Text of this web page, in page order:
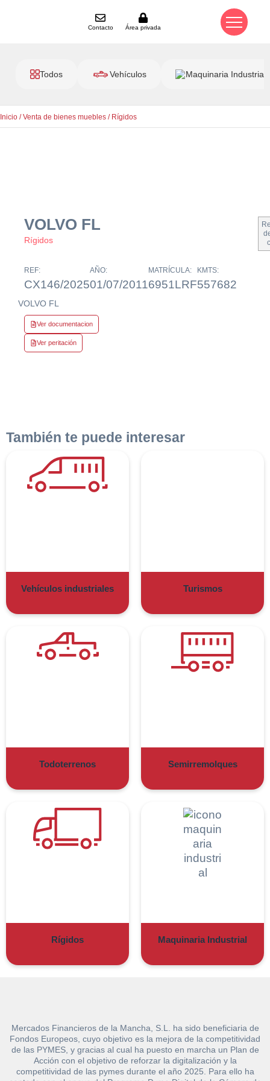
Contacto Área privada
Todos Vehículos Maquinaria Industrial
Inicio /Venta de bienes muebles / Rígidos
VOLVO FL
Rígidos
REF:
CX146/2025
AÑO:
01/07/2011
MATRÍCULA:
6951LRF
KMTS:
557682
VOLVO FL
Ver documentacion
Ver peritación
También te puede interesar
Vehículos industriales Turismos
Todoterrenos Semirremolques
Rígidos Maquinaria Industrial
Mercados Financieros de la Mancha, S.L. ha sido beneficiaria de
Fondos Europeos, cuyo objetivo es la mejora de la competitividad
de las PYMES, y gracias al cual ha puesto en marcha un Plan de
Acción con el objetivo de reforzar la digitalización y la
competitividad de las pymes durante el año 2025. Para ello ha
Solicitar
Hacer Oferta